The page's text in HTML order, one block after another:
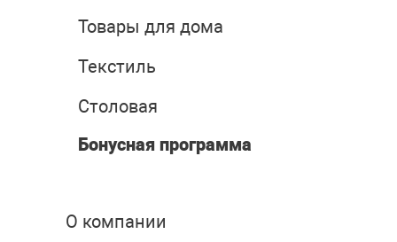
Товары для дома
Текстиль
Столовая
Бонусная программа
О компании